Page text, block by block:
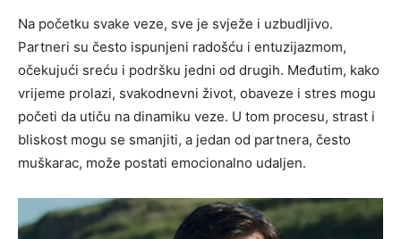
Na početku svake veze, sve je svježe i uzbudljivo.
Partneri su često ispunjeni radošću i entuzijazmom,
očekujući sreću i podršku jedni od drugih. Međutim, kako
vrijeme prolazi, svakodnevni život, obaveze i stres mogu
početi da utiču na dinamiku veze. U tom procesu, strast i
bliskost mogu se smanjiti, a jedan od partnera, često
muškarac, može postati emocionalno udaljen.